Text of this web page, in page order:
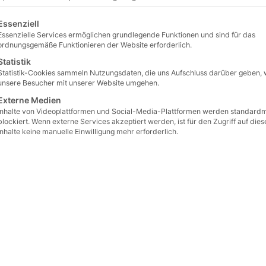
Findlingesind natürlich geformte Natursteine, die über
oder Verwitterung
rund geschliffen
Formen und glatten Oberflächen, die sich
dieser Steine stammen ursprünglich ausFlussläufen,
. Durch die ständige Bewegung im Wasser
Basalt,
eine Liste der Service-Gruppen, für die eine
Services ermöglichen grundlegende Funktionen und sind für das
Funktionieren der Website erforderlich.
Cookies sammeln Nutzungsdaten, die uns Aufschluss darüber geben,
Besucher mit unserer Website umgehen.
Medien
von Videoplattformen und Social-Media-Plattformen werden
Wenn externe Services akzeptiert werden, ist für den Zugriff auf
keine manuelle Einwilligung mehr erforderlich.